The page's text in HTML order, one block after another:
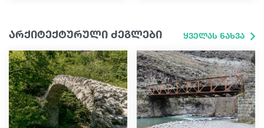
არქიტექტურული ძეგლები ყველას ნახვა